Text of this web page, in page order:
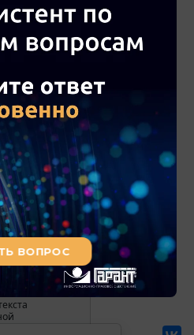
Что для этого
с погодными
рабочие места в
кондиционера -
с НДС. Как
в
учете?